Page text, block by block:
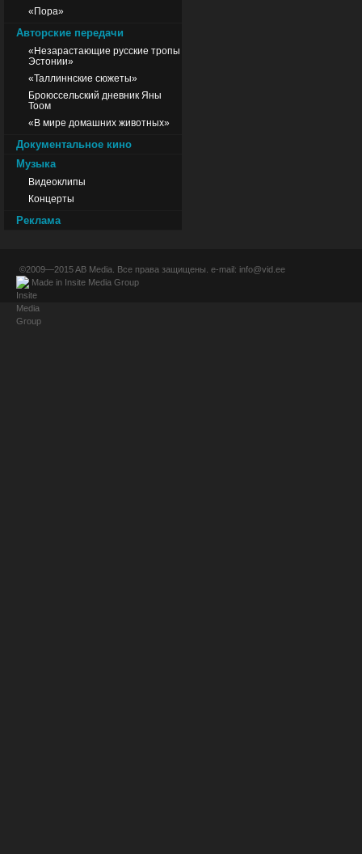
«Пора»
Авторские передачи
«Незарастающие русские тропы
Эстонии»
«Таллиннские сюжеты»
Броюссельский дневник Яны
Тоом
«В мире домашних животных»
Документальное кино
Музыка
Видеоклипы
Концерты
Реклама
©2009—2015AB Media . Все права защищены. e-mail: info@vid.ee
Made in Insite Media Group